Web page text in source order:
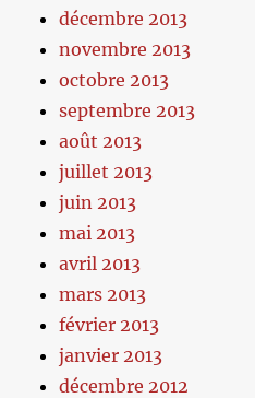
décembre 2013
novembre 2013
octobre 2013
septembre 2013
août 2013
juillet 2013
juin 2013
mai 2013
avril 2013
mars 2013
février 2013
janvier 2013
décembre 2012